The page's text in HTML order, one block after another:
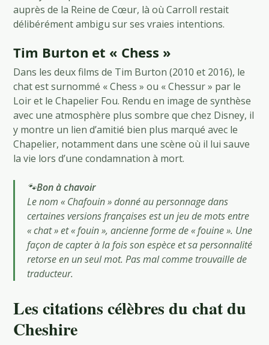
auprès de la Reine de Cœur, là où Carroll restait
délibérément ambigu sur ses vraies intentions.
Tim Burton et « Chess »
Dans les deux films de Tim Burton (2010 et 2016), le
chat est surnommé « Chess » ou « Chessur » par le
Loir et le Chapelier Fou. Rendu en image de synthèse
avec une atmosphère plus sombre que chez Disney, il
y montre un lien d’amitié bien plus marqué avec le
Chapelier, notamment dans une scène où il lui sauve
la vie lors d’une condamnation à mort.
🐾Bon à chavoir
Le nom « Chafouin » donné au personnage dans
certaines versions françaises est un jeu de mots entre
« chat » et « fouin », ancienne forme de « fouine ». Une
façon de capter à la fois son espèce et sa personnalité
retorse en un seul mot. Pas mal comme trouvaille de
traducteur.
Les citations célèbres du chat du
Cheshire